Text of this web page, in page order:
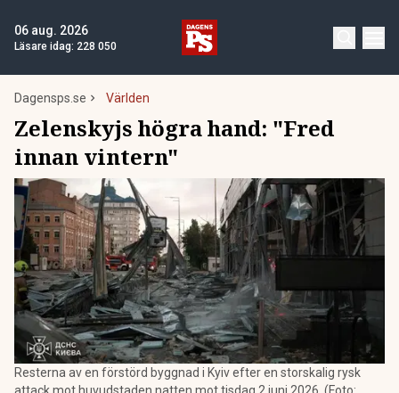
06 aug. 2026
Läsare idag: 228 050
Dagensps.se Världen
Zelenskyjs högra hand: "Fred
innan vintern"
Resterna av en förstörd byggnad i Kyiv efter en storskalig rysk